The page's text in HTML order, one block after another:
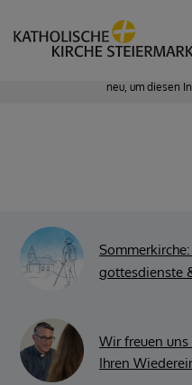
neu, um diesen
gottesdienste
Wir freuen uns
Ihren